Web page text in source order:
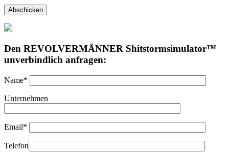
Den REVOLVERMÄNNER Shitstormsimulator™
unverbindlich anfragen:
Name*
Unternehmen
Email*
Telefon